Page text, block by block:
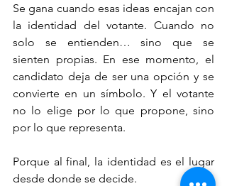
Se gana cuando esas ideas encajan con
la identidad del votante. Cuando no
solo se entienden… sino que se
sienten propias. En ese momento, el
candidato deja de ser una opción y se
convierte en un símbolo. Y el votante
no lo elige por lo que propone, sino
por lo que representa.
Porque al final, la identidad es el lugar
desde donde se decide.